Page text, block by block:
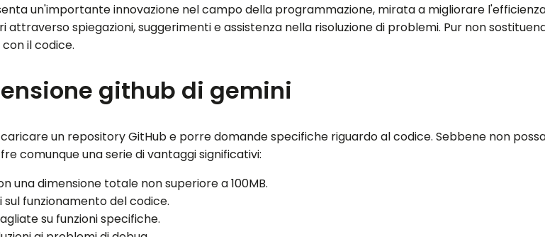
un'importante innovazione nel campo della programmazione, mirata a migliorare
spiegazioni, suggerimenti e assistenza nella risoluzione di problemi. Pur non
il codice.
github di gemini
un repository GitHub e porre domande specifiche riguardo al codice. Sebbene non
comunque una serie di vantaggi significativi:
una dimensione totale non superiore a 100MB.
funzionamento del codice.
su funzioni specifiche.